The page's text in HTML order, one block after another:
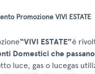
Promozione VIVI ESTATE
“VIVI ESTATE”è
Domestici che
luce, gas o lucegas